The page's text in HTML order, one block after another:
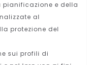
pianificazione e della
al
protezione del
sui profili di